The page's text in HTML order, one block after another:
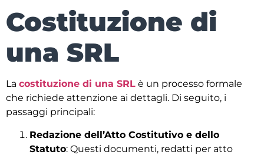
Costituzione di
una SRL
La costituzione di una SRL è un processo formale
che richiede attenzione ai dettagli. Di seguito, i
passaggi principali:
Redazione dell’Atto Costitutivo e dello
Statuto: Questi documenti, redatti per atto